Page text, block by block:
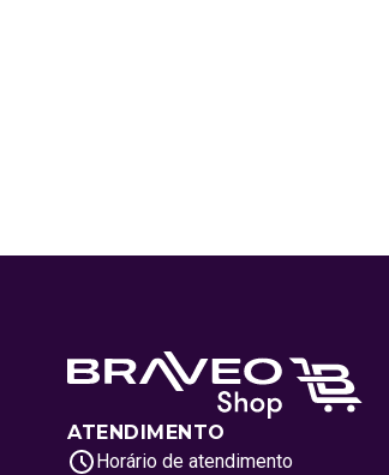
ATENDIMENTO
Horário de atendimento